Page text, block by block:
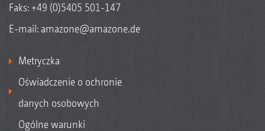
Faks: +49 (0)5405 501-147
E-mail: amazone@amazone.de
Metryczka
Oświadczenie o ochronie
danych osobowych
Ogólne warunki